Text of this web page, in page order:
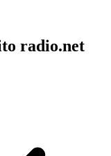
radio.net